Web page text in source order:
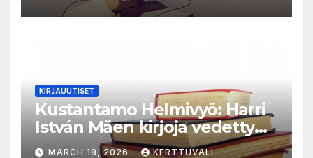
KIRJAUUTISET
Kustantamo Helmivyö: Harri
István Mäen kirjoja vedetty
myynnistä
MARCH 18, 2026 KERTTUVALI